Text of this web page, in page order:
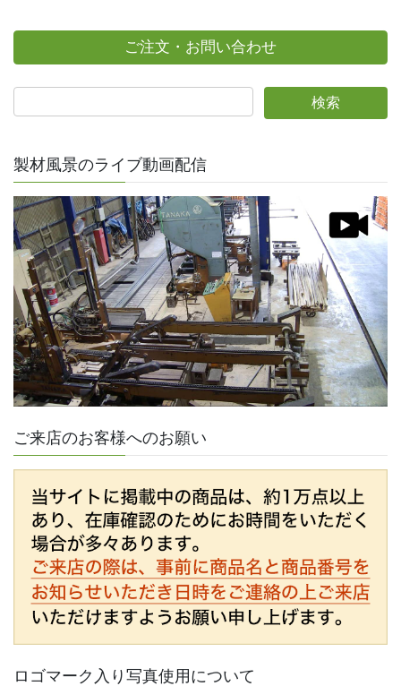
ご注文・お問い合わせ
製材風景のライブ動画配信
ご来店のお客様へのお願い
ロゴマーク入り写真使用について